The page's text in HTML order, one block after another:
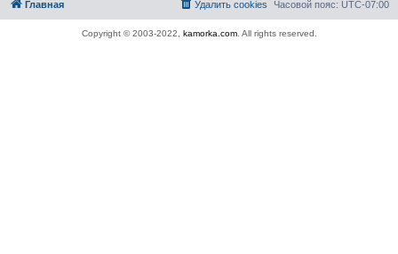
Главная Часовой пояс: UTC-07:00
Удалить cookies
Copyright © 2003-2022, kamorka.com. All rights reserved.